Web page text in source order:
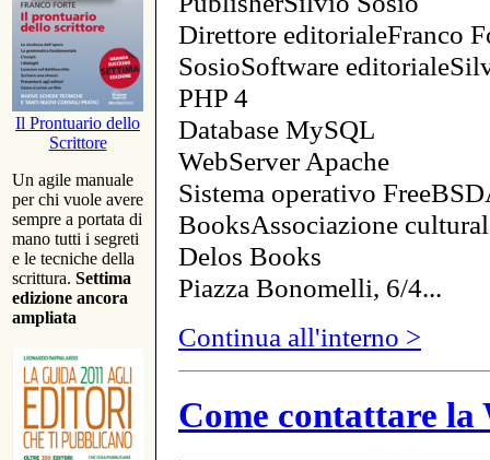
Il Prontuario dello
Scrittore
Un agile manuale
per chi vuole avere
sempre a portata di
mano tutti i segreti
e le tecniche della
scrittura. Settima
edizione ancora
ampliata
Direttore editorialeFranco
SosioSoftware
PHP 4
Database MySQL
WebServer Apache
Sistema operativo
BooksAssociazione
Delos Books
Piazza Bonomelli, 6/4...
Continua all'interno >
Come contattare